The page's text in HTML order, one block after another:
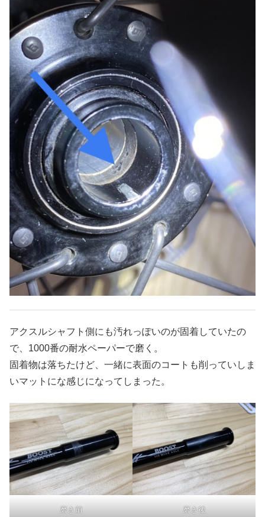
アクスルシャフト側にも汚れっぽいのが固着していたの
で、1000番の耐水ペーパーで磨く。
固着物は落ちたけど、一緒に表面のコートも削っていしま
いマットにな感じになってしまった。
磨き前 磨き後